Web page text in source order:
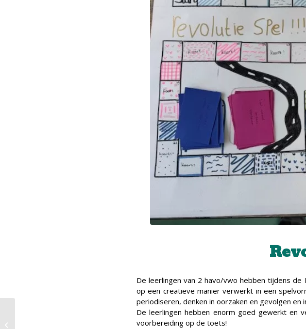
De leerlingen van 2 havo/vwo hebben tijdens de
op een creatieve manier verwerkt in een
periodiseren, denken in oorzaken en gevolgen en
De leerlingen hebben enorm goed gewerkt en
voorbereiding op de toets!